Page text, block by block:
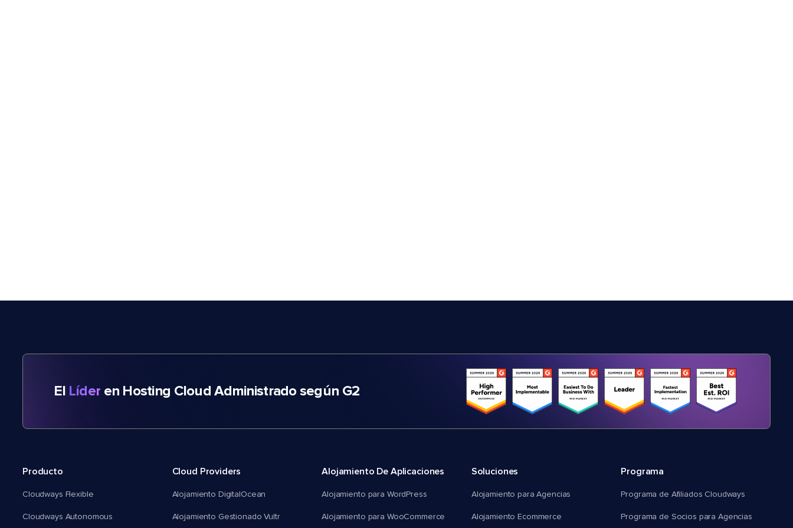
El Líder en Hosting Cloud Administrado según G2
Producto
Cloudways Flexible
Cloudways Autonomous
Cloud Providers
Alojamiento DigitalOcean
Alojamiento Gestionado Vultr
Alojamiento De Aplicaciones
Alojamiento para WordPress
Alojamiento para WooCommerce
Soluciones
Alojamiento para Agencias
Alojamiento Ecommerce
Programa
Programa de Afiliados Cloudways
Programa de Socios para Agencias